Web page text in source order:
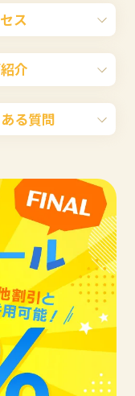
ス
介
る質問